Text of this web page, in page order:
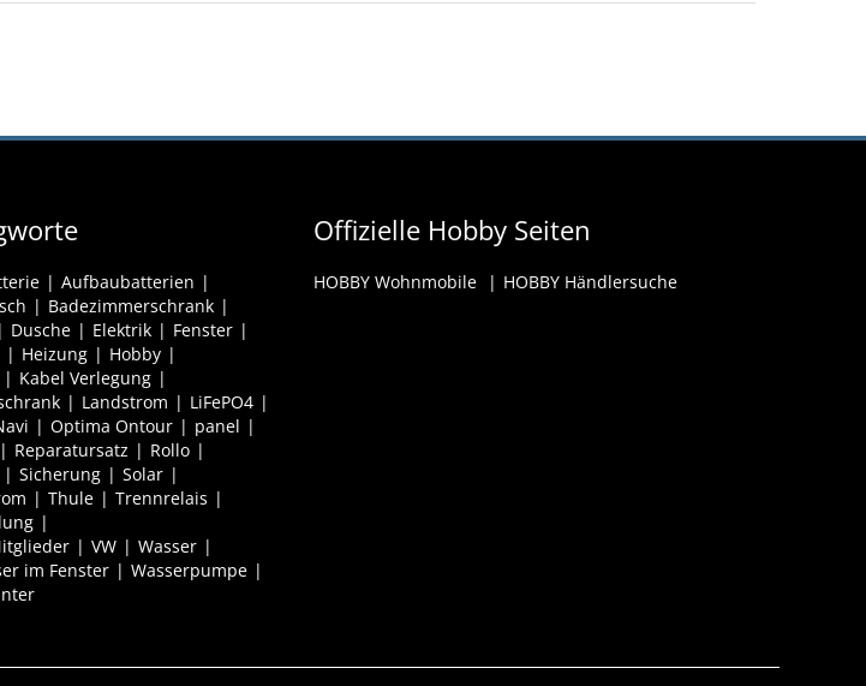
Aufbaubatterien
Badezimmerschrank
Dusche Elektrik
Fenster
Heizung
Hobby
Kabel Verlegung
Landstrom
LiFePO4
Optima Ontour
panel
Reparatursatz
Rollo
Sicherung
Solar
Thule
Trennrelais
VW
Wasser
im Fenster
Wasserpumpe
Offizielle Hobby Seiten
HOBBY Wohnmobile HOBBY Händlersuche